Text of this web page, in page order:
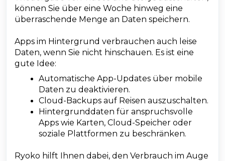
können Sie über eine Woche hinweg eine
überraschende Menge an Daten speichern.
Apps im Hintergrund verbrauchen auch leise
Daten, wenn Sie nicht hinschauen. Es ist eine
gute Idee:
Automatische App-Updates über mobile
Daten zu deaktivieren.
Cloud-Backups auf Reisen auszuschalten.
Hintergrunddaten für anspruchsvolle
Apps wie Karten, Cloud-Speicher oder
soziale Plattformen zu beschränken.
Ryoko hilft Ihnen dabei, den Verbrauch im Auge